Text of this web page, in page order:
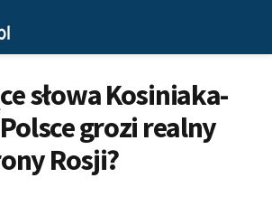
słowa Kosiniaka-
grozi realny
Rosji?